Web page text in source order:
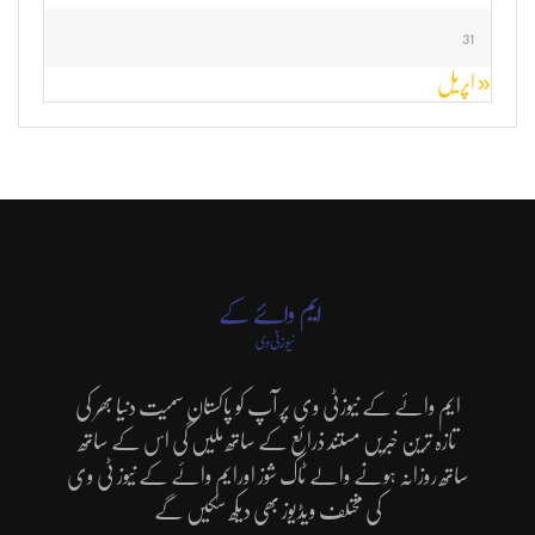
31
« اپریل
ایم وائے کے نیوزٹی وی پر آپ کو پاکستان سمیت دنیا بھر کی
تازہ ترین خبریں مستند ذرائع کے ساتھ ملیں گی اس کے ساتھ
ساتھ روزانہ ہونے والے ٹاک شوز اورایم وائے کے نیوز ٹی وی
کی مختلف ویڈیوز بھی دیکھ سکیں گے